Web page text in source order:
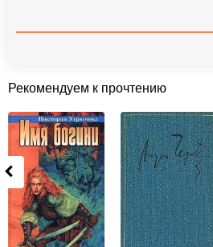
Рекомендуем к прочтению